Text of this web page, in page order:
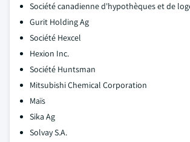
Société canadienne d'hypothèques et de
Gurit Holding Ag
Société Hexcel
Hexion Inc.
Société Huntsman
Mitsubishi Chemical Corporation
Maïs
Sika Ag
Solvay S.A.